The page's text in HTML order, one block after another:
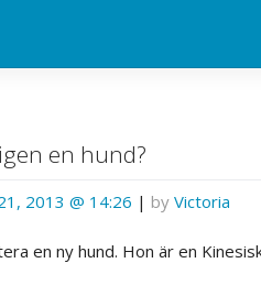
en hund?
2013 @ 14:26 | by Victoria
en ny hund. Hon är en